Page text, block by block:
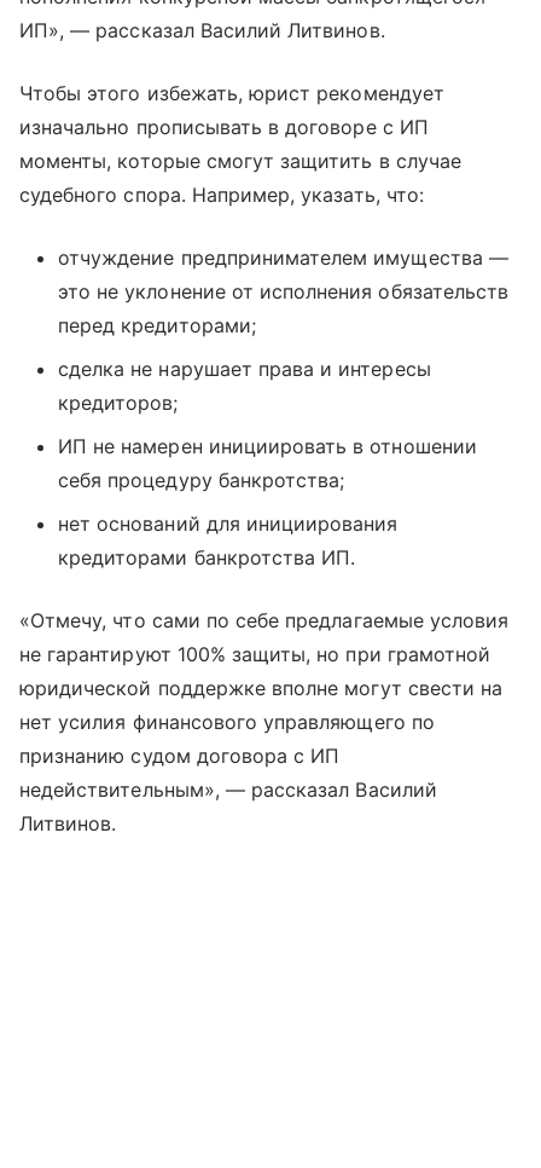
ИП», — рассказал Василий Литвинов.
Чтобы этого избежать, юрист рекомендует
изначально прописывать в договоре с ИП
моменты, которые смогут защитить в случае
судебного спора. Например, указать, что:
отчуждение предпринимателем имущества —
это не уклонение от исполнения обязательств
перед кредиторами;
сделка не нарушает права и интересы
кредиторов;
ИП не намерен инициировать в отношении
себя процедуру банкротства;
нет оснований для инициирования
кредиторами банкротства ИП.
«Отмечу, что сами по себе предлагаемые условия
не гарантируют 100% защиты, но при грамотной
юридической поддержке вполне могут свести на
нет усилия финансового управляющего по
признанию судом договора с ИП
недействительным», — рассказал Василий
Литвинов.